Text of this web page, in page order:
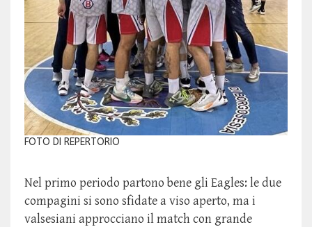
FOTO DI REPERTORIO
Nel primo periodo partono bene gli Eagles: le due
compagini si sono sfidate a viso aperto, ma i
valsesiani approcciano il match con grande